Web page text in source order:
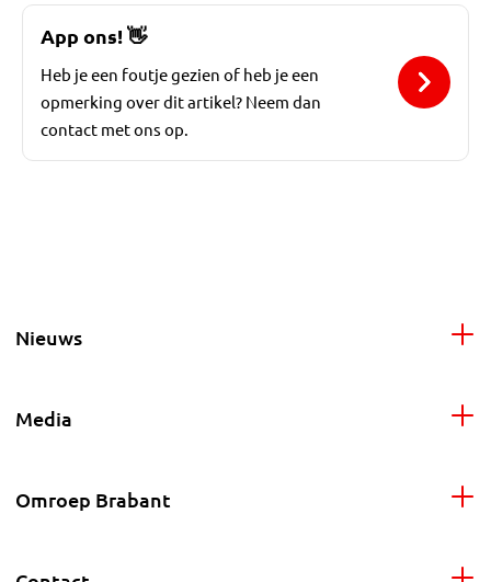
App ons! 👋
Heb je een foutje gezien of heb je een
opmerking over dit artikel? Neem dan
contact met ons op.
Nieuws
Media
Omroep Brabant